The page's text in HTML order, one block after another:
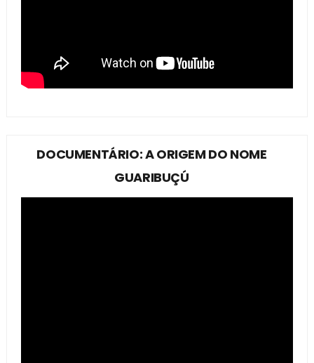
DOCUMENTÁRIO: A ORIGEM DO NOME
GUARIBUÇÚ